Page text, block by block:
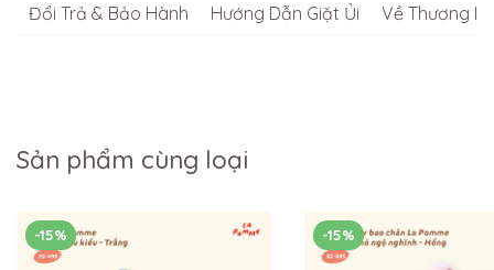
Đổi Trả & Bảo Hành Hướng Dẫn Giặt Ủi Về Thương
Sản phẩm cùng loại
-15% -15%